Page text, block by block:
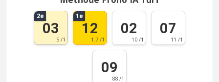
2e
03
5 /1
1e
12
1.7 /1
02
10 /1
07
11 /1
09
88 /1